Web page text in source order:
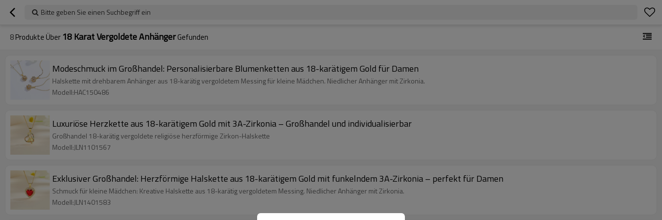
Bitte geben Sie einen Suchbegriff ein
8Produkte Über 18 Karat Vergoldete AnhängerGefunden
Modeschmuck im Großhandel: Personalisierbare Blumenketten aus 18-karätigem Gold für Damen
Halskette mit drehbarem Anhänger aus 18-karätig vergoldetem Messing für kleine Mädchen. Niedlicher Anhänger mit Zirkonia.
Modell:HAC150486
Luxuriöse Herzkette aus 18-karätigem Gold mit 3A-Zirkonia – Großhandel und individualisierbar
Großhandel 18-karätig vergoldete religiöse herzförmige Zirkon-Halskette
Modell:JLN1101567
Exklusiver Großhandel: Herzförmige Halskette aus 18-karätigem Gold mit funkelndem 3A-Zirkonia – perfekt für Damen
Schmuck für kleine Mädchen: Kreative Halskette aus 18-karätig vergoldetem Messing. Niedlicher Anhänger mit Zirkonia.
Modell:JLN1401583